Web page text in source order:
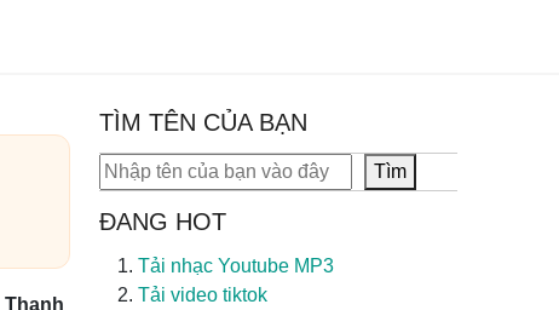
Thanh
TÌM TÊN CỦA BẠN
Tìm kiếm Tìm
ĐANG HOT
Tải nhạc Youtube MP3
Tải video tiktok